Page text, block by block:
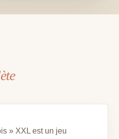
» XXL est un jeu